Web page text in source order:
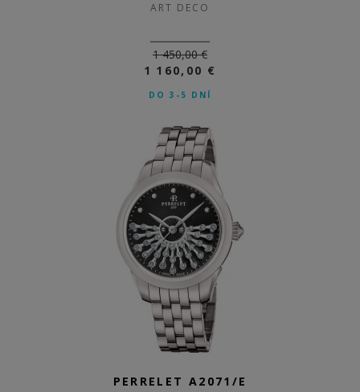
ART DECO
1 450,00 €
1 160,00 €
DO 3-5 DNÍ
PERRELET A2071/E